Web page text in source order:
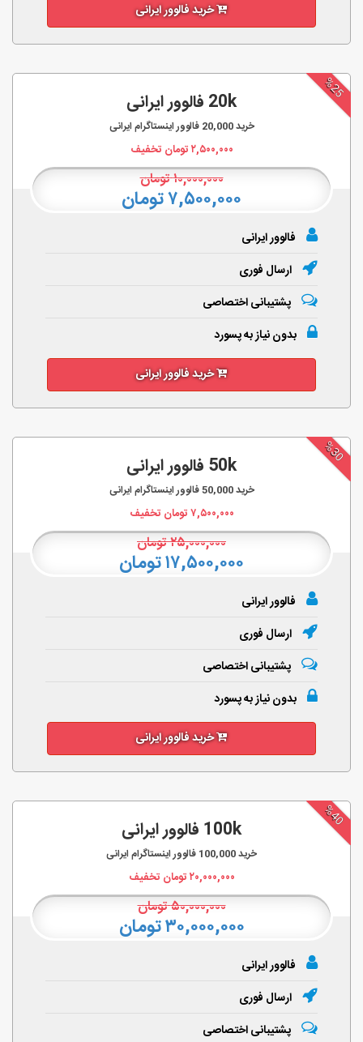
خرید فالوور ایرانی
%25
20k فالوور ایرانی
خرید20,000 فالوور اینستاگرام ایرانی
۲,۵۰۰,۰۰۰تومان تخفیف
۱۰,۰۰۰,۰۰۰تومان
۷,۵۰۰,۰۰۰ تومان
فالوور ایرانی
ارسال فوری
پشتیبانی اختصاصی
بدون نیاز به پسورد
خرید فالوور ایرانی
%30
50k فالوور ایرانی
خرید50,000فالوور اینستاگرام ایرانی
۷,۵۰۰,۰۰۰تومان تخفیف
۲۵,۰۰۰,۰۰۰تومان
۱۷,۵۰۰,۰۰۰ تومان
فالوور ایرانی
ارسال فوری
پشتیبانی اختصاصی
بدون نیاز به پسورد
خرید فالوور ایرانی
%40
100k فالوور ایرانی
خرید100,000 فالوور اینستاگرام ایرانی
۲۰,۰۰۰,۰۰۰تومان تخفیف
۵۰,۰۰۰,۰۰۰تومان
۳۰,۰۰۰,۰۰۰ تومان
فالوور ایرانی
ارسال فوری
پشتیبانی اختصاصی